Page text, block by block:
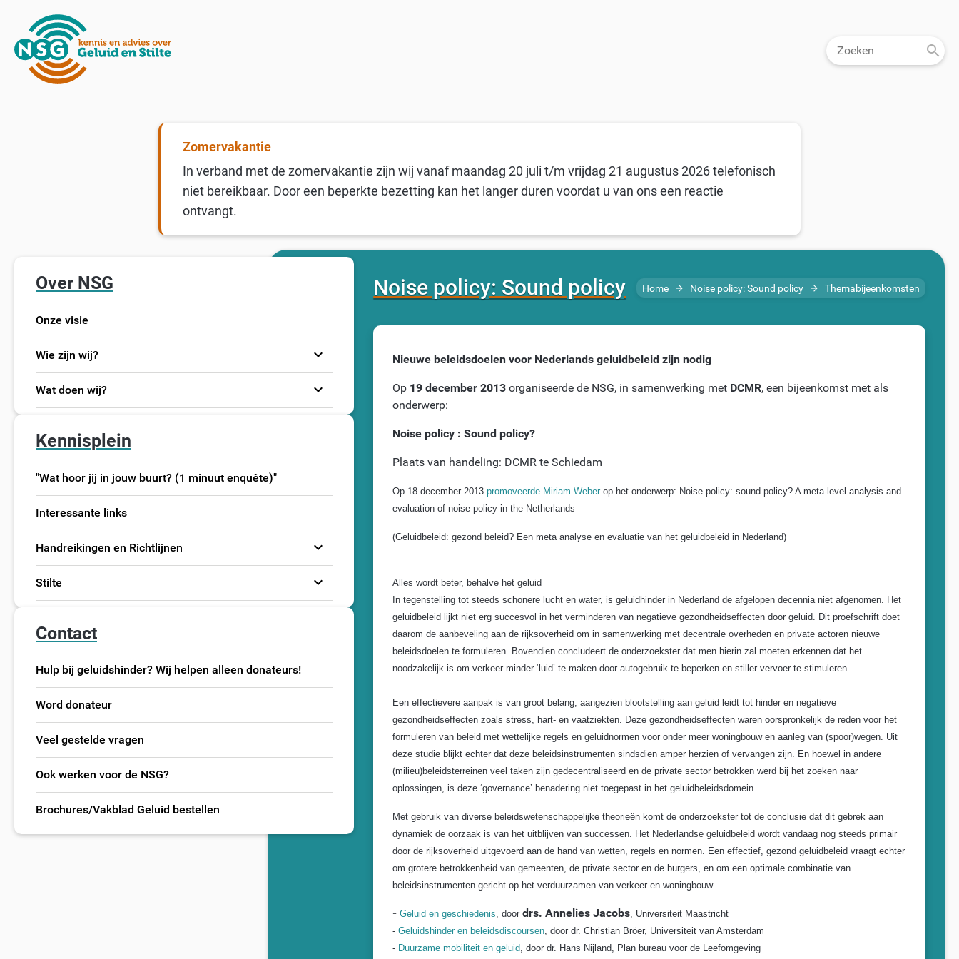
Zomervakantie
In verband met de zomervakantie zijn wij vanaf maandag 20 juli t/m vrijdag 21 augustus 2026 telefonisch
niet bereikbaar. Door een beperkte bezetting kan het langer duren voordat u van ons een reactie
ontvangt.
Over NSG
Onze visie
Wie zijn wij? expand_more
Wat doen wij? expand_more
Kennisplein
"Wat hoor jij in jouw buurt? (1 minuut enquête)"
Interessante links
Handreikingen en Richtlijnen expand_more
Stilte expand_more
Contact
Hulp bij geluidshinder? Wij helpen alleen donateurs!
Word donateur
Veel gestelde vragen
Ook werken voor de NSG?
Brochures/Vakblad Geluid bestellen
Noise policy: Sound policy Home arrow_forward Noise policy: Sound policy arrow_forward Themabijeenkomsten
Nieuwe beleidsdoelen voor Nederlands geluidbeleid zijn nodig
Op 19 december 2013 organiseerde de NSG, in samenwerking met DCMR, een bijeenkomst met als
onderwerp:
Noise policy : Sound policy?
Plaats van handeling: DCMR te Schiedam
Op 18 december 2013promoveerde Miriam Weberop het onderwerp: Noise policy: sound policy? A meta-level analysis and
evaluation of noise policy in the Netherlands
(Geluidbeleid: gezond beleid? Een meta analyse en evaluatie van het geluidbeleid in Nederland)
Alles wordt beter, behalve het geluid
In tegenstelling tot steeds schonere lucht en water, is geluidhinder in Nederland de afgelopen decennia niet afgenomen. Het
geluidbeleid lijkt niet erg succesvol in het verminderen van negatieve gezondheidseffecten door geluid. Dit proefschrift doet
daarom de aanbeveling aan de rijksoverheid om in samenwerking met decentrale overheden en private actoren nieuwe
beleidsdoelen te formuleren. Bovendien concludeert de onderzoekster dat men hierin zal moeten erkennen dat het
noodzakelijk is om verkeer minder ‘luid’ te maken door autogebruik te beperken en stiller vervoer te stimuleren.
Een effectievere aanpak is van groot belang, aangezien blootstelling aan geluid leidt tot hinder en negatieve
gezondheidseffecten zoals stress, hart- en vaatziekten. Deze gezondheidseffecten waren oorspronkelijk de reden voor het
formuleren van beleid met wettelijke regels en geluidnormen voor onder meer woningbouw en aanleg van (spoor)wegen. Uit
deze studie blijkt echter dat deze beleidsinstrumenten sindsdien amper herzien of vervangen zijn. En hoewel in andere
(milieu)beleidsterreinen veel taken zijn gedecentraliseerd en de private sector betrokken werd bij het zoeken naar
oplossingen, is deze ‘governance’ benadering niet toegepast in het geluidbeleidsdomein.
Met gebruik van diverse beleidswetenschappelijke theorieën komt de onderzoekster tot de conclusie dat dit gebrek aan
dynamiek de oorzaak is van het uitblijven van successen. Het Nederlandse geluidbeleid wordt vandaag nog steeds primair
door de rijksoverheid uitgevoerd aan de hand van wetten, regels en normen. Een effectief, gezond geluidbeleid vraagt echter
om grotere betrokkenheid van gemeenten, de private sector en de burgers, en om een optimale combinatie van
beleidsinstrumenten gericht op het verduurzamen van verkeer en woningbouw.
-Geluid en geschiedenis, doordrs. Annelies Jacobs, Universiteit Maastricht
-Geluidshinder en beleidsdiscoursen, doordr. Christian Bröer, Universiteit van Amsterdam
- Duurzame mobiliteit en geluid, doordr. Hans Nijland, Plan bureau voor de Leefomgeving